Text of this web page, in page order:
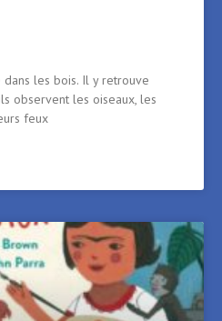
les bois. Il y retrouve
observent les oiseaux, les
feux